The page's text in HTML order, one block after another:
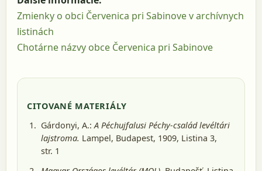
Zmienky o obci Červenica pri Sabinove v archívnych
listinách
Chotárne názvy obce Červenica pri Sabinove
CITOVANÉ MATERIÁLY
Gárdonyi, A.:A Péchujfalusi Péchy-család levéltári
lajstroma. Lampel, Budapest, 1909, Listina 3,
str. 1